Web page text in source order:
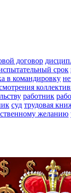
договор
срок
в командировку
работник
суд трудовая
желанию